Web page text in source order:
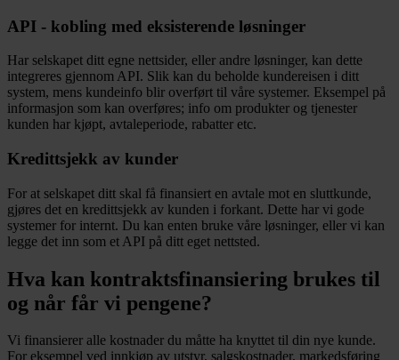
API - kobling med eksisterende løsninger
Har selskapet ditt egne nettsider, eller andre løsninger, kan dette
integreres gjennom API. Slik kan du beholde kundereisen i ditt
system, mens kundeinfo blir overført til våre systemer. Eksempel på
informasjon som kan overføres; info om produkter og tjenester
kunden har kjøpt, avtaleperiode, rabatter etc.
Kredittsjekk av kunder
For at selskapet ditt skal få finansiert en avtale mot en sluttkunde,
gjøres det en kredittsjekk av kunden i forkant. Dette har vi gode
systemer for internt. Du kan enten bruke våre løsninger, eller vi kan
legge det inn som et API på ditt eget nettsted.
Hva kan kontraktsfinansiering brukes til
og når får vi pengene?
Vi finansierer alle kostnader du måtte ha knyttet til din nye kunde.
For eksempel ved innkjøp av utstyr, salgskostnader, markedsføring